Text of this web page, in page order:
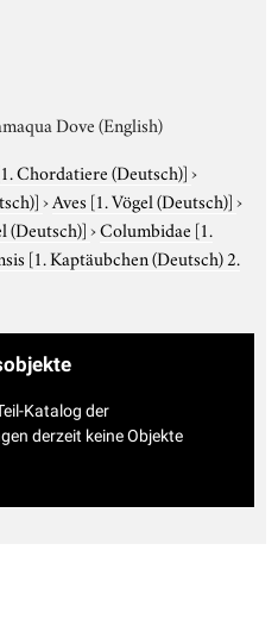
Dove (English)
Chordatiere (Deutsch)]›
›Aves [1. Vögel (Deutsch)]›
(Deutsch)]›Columbidae [1.
[1. Kaptäubchen (Deutsch) 2.
Katalog der
derzeit keine Objekte